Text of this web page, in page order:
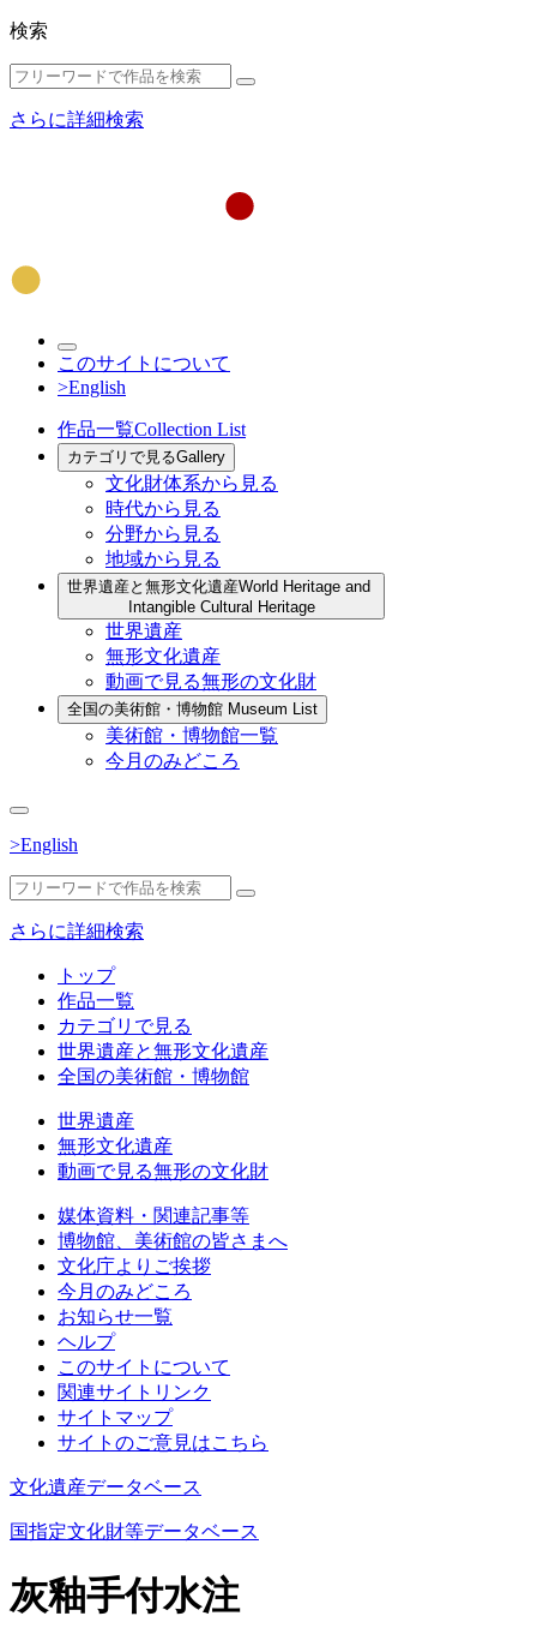
検索
さらに詳細検索
このサイトについて
>English
作品一覧Collection List
カテゴリで見るGallery
文化財体系から見る
時代から見る
分野から見る
地域から見る
世界遺産と無形文化遺産World Heritage and
Intangible Cultural Heritage
世界遺産
無形文化遺産
動画で見る無形の文化財
全国の美術館・博物館 Museum List
美術館・博物館一覧
今月のみどころ
>English
さらに詳細検索
トップ
作品一覧
カテゴリで見る
世界遺産と無形文化遺産
全国の美術館・博物館
世界遺産
無形文化遺産
動画で見る無形の文化財
媒体資料・関連記事等
博物館、美術館の皆さまへ
文化庁よりご挨拶
今月のみどころ
お知らせ一覧
ヘルプ
このサイトについて
関連サイトリンク
サイトマップ
サイトのご意見はこちら
文化遺産データベース
国指定文化財等データベース
灰釉手付水注